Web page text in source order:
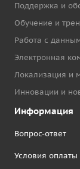
Поддержка и
Обучение и
Работа с
Электронная
Локализация и
Инновации и
Информация
Вопрос-ответ
Условия оплаты